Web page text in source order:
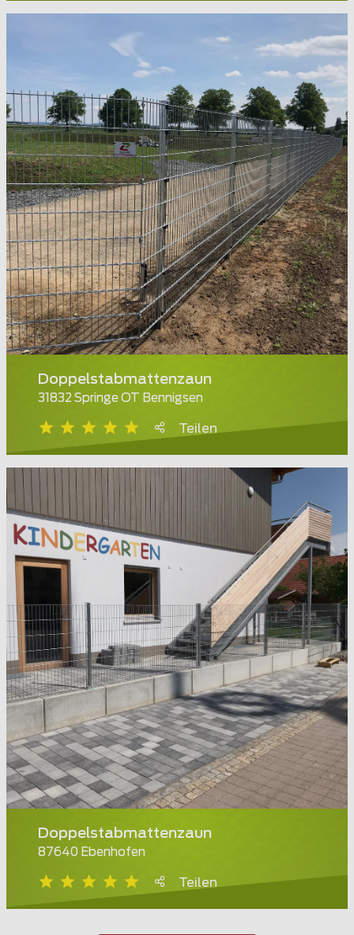
Doppelstabmattenzaun
31832 Springe OT Bennigsen
Teilen
Doppelstabmattenzaun
87640 Ebenhofen
Teilen